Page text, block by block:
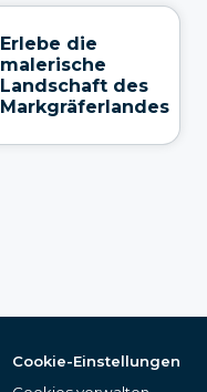
Erlebe die
malerische
Landschaft des
Markgräferlandes
Cookie-Einstellungen